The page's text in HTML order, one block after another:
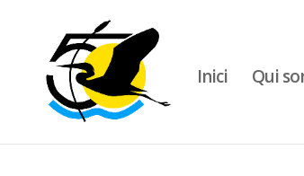
Inici Qui